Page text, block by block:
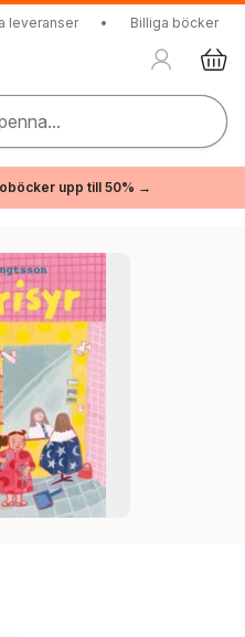
leveranser • Billiga böcker
upp till 50% →